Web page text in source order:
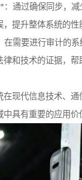
通过确保同步，减
提升整体系统的性
需要进行审计的系
律和技术的证据，帮
在现代信息技术、通
具有重要的应用价